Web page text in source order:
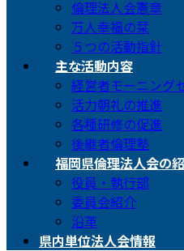
倫理法人会憲章
万人幸福の栞
５つの活動指針
主な活動内容
経営者モーニング
活力朝礼の推進
各種研修の促進
後継者倫理塾
福岡県倫理法人会の
役員・執行部
委員会紹介
沿革
県内単位法人会情報